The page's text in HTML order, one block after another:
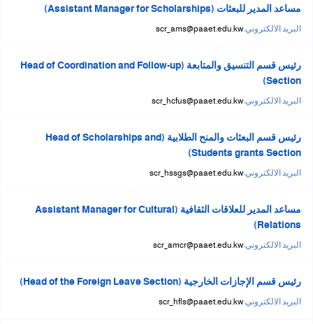
مساعد المدير للبعثات (Assistant Manager for Scholarships)
البريد الالكتروني:scr_ams@paaet.edu.kw
رئيس قسم التنسيق والمتابعة (Head of Coordination and Follow-up
Section)
البريد الالكتروني:scr_hcfus@paaet.edu.kw
رئيس قسم البعثات والمنح الطلابية (Head of Scholarships and
Students grants Section)
البريد الالكتروني:scr_hssgs@paaet.edu.kw
مساعد المدير للعلاقات الثقافية (Assistant Manager for Cultural
Relations)
البريد الالكتروني:scr_amcr@paaet.edu.kw
رئيس قسم الإجازات الخارجية (Head of the Foreign Leave Section)
البريد الالكتروني:scr_hfls@paaet.edu.kw